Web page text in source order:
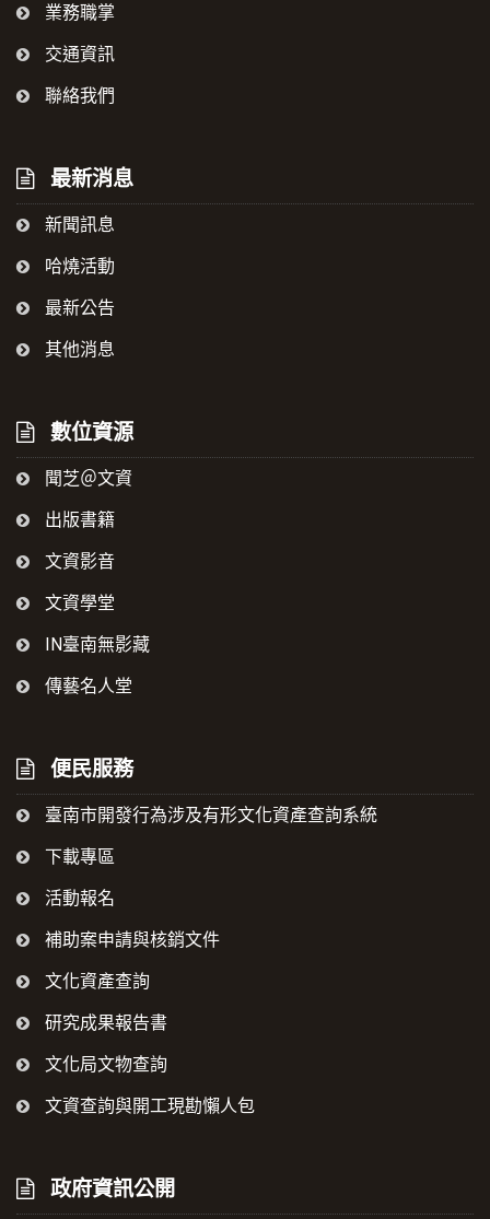
業務職掌
交通資訊
聯絡我們
最新消息
新聞訊息
哈燒活動
最新公告
其他消息
數位資源
聞芝＠文資
出版書籍
文資影音
文資學堂
IN臺南無影藏
傳藝名人堂
便民服務
臺南市開發行為涉及有形文化資產查詢系統
下載專區
活動報名
補助案申請與核銷文件
文化資產查詢
研究成果報告書
文化局文物查詢
文資查詢與開工現勘懶人包
政府資訊公開